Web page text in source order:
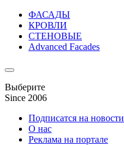
ФАСАДЫ
КРОВЛИ
СТЕНОВЫЕ
Advanced Facades
Выберите
Since 2006
Подписатся на новости
О нас
Реклама на портале